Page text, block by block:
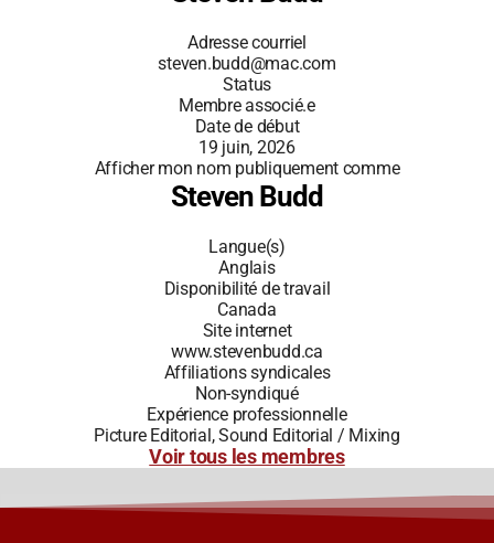
Adresse courriel
steven.budd@mac.com
Status
Membre associé.e
Date de début
19 juin, 2026
Afficher mon nom publiquement comme
Steven Budd
Langue(s)
Anglais
Disponibilité de travail
Canada
Site internet
www.stevenbudd.ca
Affiliations syndicales
Non-syndiqué
Expérience professionnelle
Picture Editorial, Sound Editorial / Mixing
Voir tous les membres